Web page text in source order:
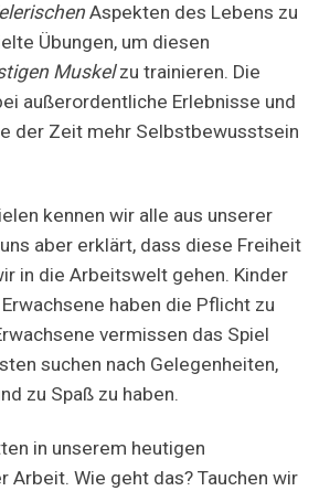
Aspekten des Lebens zu
Übungen, um diesen
Muskelzu trainieren. Die
außerordentliche Erlebnisse und
der Zeit mehr Selbstbewusstsein
kennen wir alle aus unserer
aber erklärt, dass diese Freiheit
in die Arbeitswelt gehen. Kinder
haben die Pflicht zu
vermissen das Spiel
suchen nach Gelegenheiten,
zu Spaß zu haben.
in unserem heutigen
Arbeit. Wie geht das? Tauchen wir